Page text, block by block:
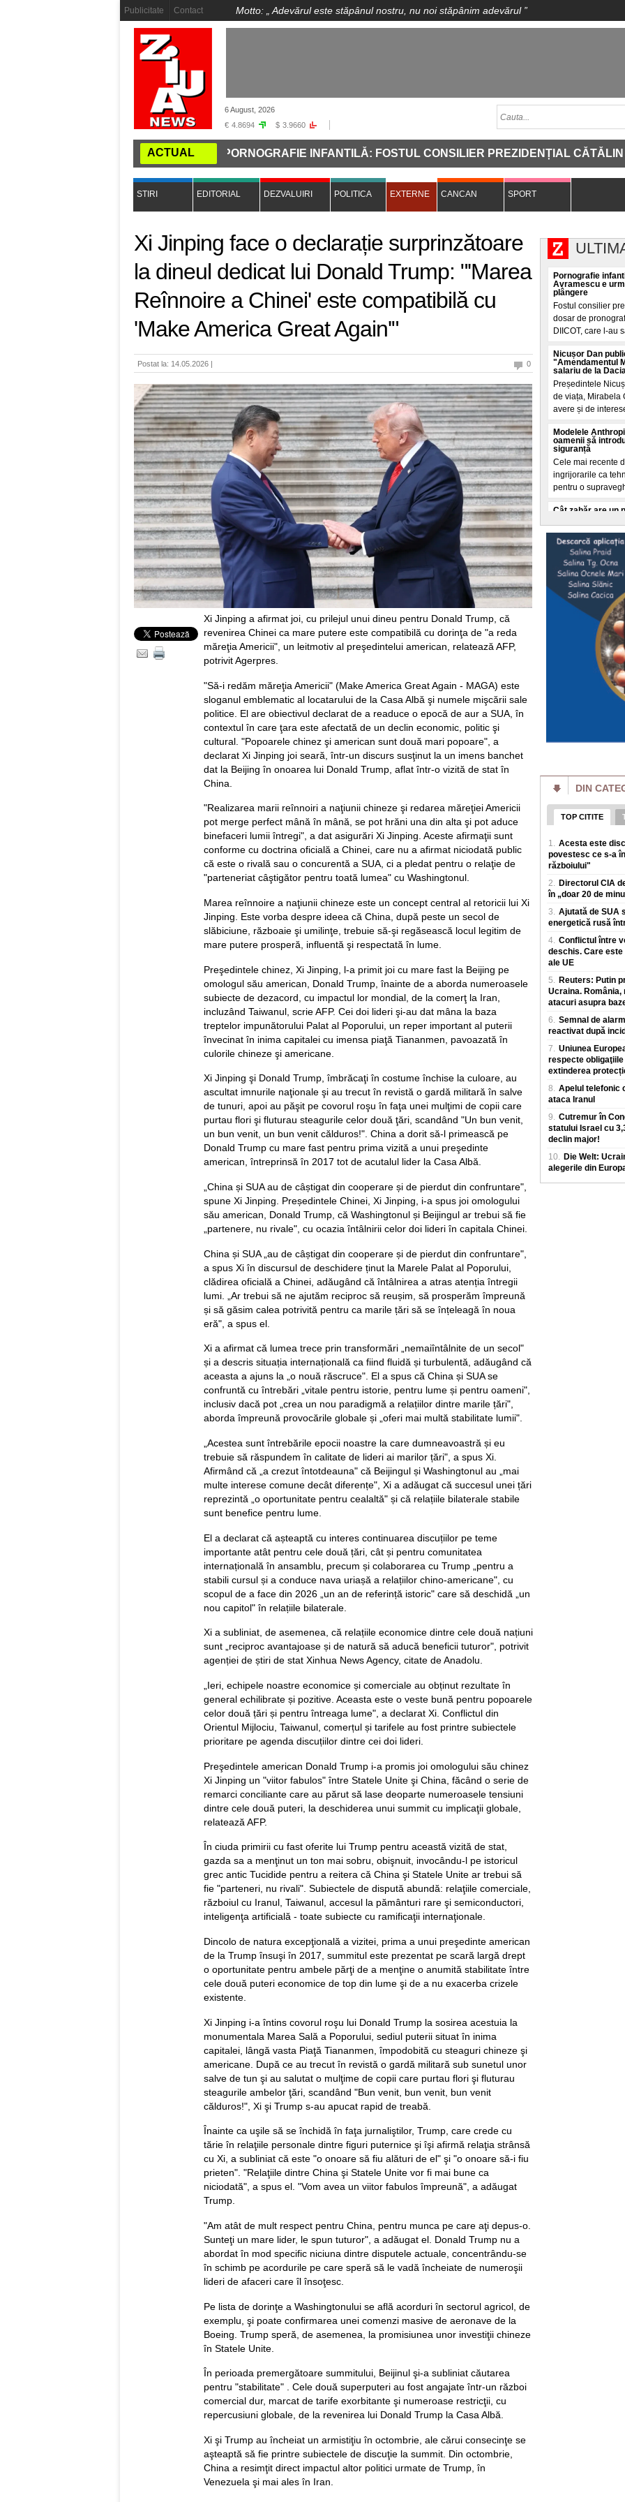
Publicitate Contact Motto: „ Adevărul este stăpânul nostru, nu noi stăpânim adevărul”
6 August, 2026
€ 4.8694 $ 3.9660
ACTUAL
PORNOGRAFIE INFANTILĂ: FOSTUL CONSILIER PREZIDENȚIAL CĂTĂLIN
STIRI EDITORIAL DEZVALUIRI POLITICA EXTERNE CANCAN SPORT
Xi Jinping face o declarație surprinzătoare
la dineul dedicat lui Donald Trump: "'Marea
Reînnoire a Chinei' este compatibilă cu
'Make America Great Again'"
Postat la: 14.05.2026 | 0
Xi Jinping a afirmat joi, cu prilejul unui dineu pentru Donald Trump, că
revenirea Chinei ca mare putere este compatibilă cu dorinţa de "a reda
măreţia Americii", un leitmotiv al preşedintelui american, relatează AFP,
potrivit Agerpres.
"Să-i redăm măreţia Americii" (Make America Great Again - MAGA) este
sloganul emblematic al locatarului de la Casa Albă şi numele mişcării sale
politice. El are obiectivul declarat de a readuce o epocă de aur a SUA, în
contextul în care ţara este afectată de un declin economic, politic şi
cultural. "Popoarele chinez şi american sunt două mari popoare", a
declarat Xi Jinping joi seară, într-un discurs susţinut la un imens banchet
dat la Beijing în onoarea lui Donald Trump, aflat într-o vizită de stat în
China.
"Realizarea marii reînnoiri a naţiunii chineze şi redarea măreţiei Americii
pot merge perfect mână în mână, se pot hrăni una din alta şi pot aduce
binefaceri lumii întregi", a dat asigurări Xi Jinping. Aceste afirmaţii sunt
conforme cu doctrina oficială a Chinei, care nu a afirmat niciodată public
că este o rivală sau o concurentă a SUA, ci a pledat pentru o relaţie de
"parteneriat câştigător pentru toată lumea" cu Washingtonul.
Marea reînnoire a naţiunii chineze este un concept central al retoricii lui Xi
Jinping. Este vorba despre ideea că China, după peste un secol de
slăbiciune, războaie şi umilinţe, trebuie să-şi regăsească locul legitim de
mare putere prosperă, influentă şi respectată în lume.
Preşedintele chinez, Xi Jinping, l-a primit joi cu mare fast la Beijing pe
omologul său american, Donald Trump, înainte de a aborda numeroasele
subiecte de dezacord, cu impactul lor mondial, de la comerţ la Iran,
incluzând Taiwanul, scrie AFP. Cei doi lideri şi-au dat mâna la baza
treptelor impunătorului Palat al Poporului, un reper important al puterii
învecinat în inima capitalei cu imensa piaţă Tiananmen, pavoazată în
culorile chineze şi americane.
Xi Jinping şi Donald Trump, îmbrăcaţi în costume închise la culoare, au
ascultat imnurile naţionale şi au trecut în revistă o gardă militară în salve
de tunuri, apoi au păşit pe covorul roşu în faţa unei mulţimi de copii care
purtau flori şi fluturau steagurile celor două ţări, scandând "Un bun venit,
un bun venit, un bun venit călduros!". China a dorit să-l primească pe
Donald Trump cu mare fast pentru prima vizită a unui preşedinte
american, întreprinsă în 2017 tot de acutalul lider la Casa Albă.
„China și SUA au de câștigat din cooperare și de pierdut din confruntare",
spune Xi Jinping. Președintele Chinei, Xi Jinping, i-a spus joi omologului
său american, Donald Trump, că Washingtonul și Beijingul ar trebui să fie
„partenere, nu rivale", cu ocazia întâlnirii celor doi lideri în capitala Chinei.
China și SUA „au de câștigat din cooperare și de pierdut din confruntare",
a spus Xi în discursul de deschidere ținut la Marele Palat al Poporului,
clădirea oficială a Chinei, adăugând că întâlnirea a atras atenția întregii
lumi. „Ar trebui să ne ajutăm reciproc să reușim, să prosperăm împreună
și să găsim calea potrivită pentru ca marile țări să se înțeleagă în noua
eră", a spus el.
Xi a afirmat că lumea trece prin transformări „nemaiîntâlnite de un secol"
și a descris situația internațională ca fiind fluidă și turbulentă, adăugând că
aceasta a ajuns la „o nouă răscruce". El a spus că China și SUA se
confruntă cu întrebări „vitale pentru istorie, pentru lume și pentru oameni",
inclusiv dacă pot „crea un nou paradigmă a relațiilor dintre marile țări",
aborda împreună provocările globale și „oferi mai multă stabilitate lumii".
„Acestea sunt întrebările epocii noastre la care dumneavoastră și eu
trebuie să răspundem în calitate de lideri ai marilor țări", a spus Xi.
Afirmând că „a crezut întotdeauna" că Beijingul și Washingtonul au „mai
multe interese comune decât diferențe", Xi a adăugat că succesul unei țări
reprezintă „o oportunitate pentru cealaltă" și că relațiile bilaterale stabile
sunt benefice pentru lume.
El a declarat că așteaptă cu interes continuarea discuțiilor pe teme
importante atât pentru cele două țări, cât și pentru comunitatea
internațională în ansamblu, precum și colaborarea cu Trump „pentru a
stabili cursul și a conduce nava uriașă a relațiilor chino-americane", cu
scopul de a face din 2026 „un an de referință istoric" care să deschidă „un
nou capitol" în relațiile bilaterale.
Xi a subliniat, de asemenea, că relațiile economice dintre cele două națiuni
sunt „reciproc avantajoase și de natură să aducă beneficii tuturor", potrivit
agenției de știri de stat Xinhua News Agency, citate de Anadolu.
„Ieri, echipele noastre economice și comerciale au obținut rezultate în
general echilibrate și pozitive. Aceasta este o veste bună pentru popoarele
celor două țări și pentru întreaga lume", a declarat Xi. Conflictul din
Orientul Mijlociu, Taiwanul, comerțul și tarifele au fost printre subiectele
prioritare pe agenda discuțiilor dintre cei doi lideri.
Preşedintele american Donald Trump i-a promis joi omologului său chinez
Xi Jinping un "viitor fabulos" între Statele Unite şi China, făcând o serie de
remarci conciliante care au părut să lase deoparte numeroasele tensiuni
dintre cele două puteri, la deschiderea unui summit cu implicaţii globale,
relatează AFP.
În ciuda primirii cu fast oferite lui Trump pentru această vizită de stat,
gazda sa a menţinut un ton mai sobru, obişnuit, invocându-l pe istoricul
grec antic Tucidide pentru a reitera că China şi Statele Unite ar trebui să
fie "parteneri, nu rivali". Subiectele de dispută abundă: relaţiile comerciale,
războiul cu Iranul, Taiwanul, accesul la pământuri rare şi semiconductori,
inteligenţa artificială - toate subiecte cu ramificaţii internaţionale.
Dincolo de natura excepţională a vizitei, prima a unui preşedinte american
de la Trump însuşi în 2017, summitul este prezentat pe scară largă drept
o oportunitate pentru ambele părţi de a menţine o anumită stabilitate între
cele două puteri economice de top din lume şi de a nu exacerba crizele
existente.
Xi Jinping i-a întins covorul roşu lui Donald Trump la sosirea acestuia la
monumentala Marea Sală a Poporului, sediul puterii situat în inima
capitalei, lângă vasta Piaţă Tiananmen, împodobită cu steaguri chineze şi
americane. După ce au trecut în revistă o gardă militară sub sunetul unor
salve de tun şi au salutat o mulţime de copii care purtau flori şi fluturau
steagurile ambelor ţări, scandând "Bun venit, bun venit, bun venit
călduros!", Xi şi Trump s-au apucat rapid de treabă.
Înainte ca uşile să se închidă în faţa jurnaliştilor, Trump, care crede cu
tărie în relaţiile personale dintre figuri puternice şi îşi afirmă relaţia strânsă
cu Xi, a subliniat că este "o onoare să fiu alături de el" şi "o onoare să-i fiu
prieten". "Relaţiile dintre China şi Statele Unite vor fi mai bune ca
niciodată", a spus el. "Vom avea un viitor fabulos împreună", a adăugat
Trump.
"Am atât de mult respect pentru China, pentru munca pe care aţi depus-o.
Sunteţi un mare lider, le spun tuturor", a adăugat el. Donald Trump nu a
abordat în mod specific niciuna dintre disputele actuale, concentrându-se
în schimb pe acordurile pe care speră să le vadă încheiate de numeroşii
lideri de afaceri care îl însoţesc.
Pe lista de dorinţe a Washingtonului se află acorduri în sectorul agricol, de
exemplu, şi poate confirmarea unei comenzi masive de aeronave de la
Boeing. Trump speră, de asemenea, la promisiunea unor investiţii chineze
în Statele Unite.
În perioada premergătoare summitului, Beijinul şi-a subliniat căutarea
pentru "stabilitate" . Cele două superputeri au fost angajate într-un război
comercial dur, marcat de tarife exorbitante şi numeroase restricţii, cu
repercusiuni globale, de la revenirea lui Donald Trump la Casa Albă.
Xi şi Trump au încheiat un armistiţiu în octombrie, ale cărui consecinţe se
aşteaptă să fie printre subiectele de discuţie la summit. Din octombrie,
China a resimţit direct impactul altor politici urmate de Trump, în
Venezuela şi mai ales în Iran.
Pornografie
Avramescu e
plângere
Fostul consilier
dosar de
DIICOT, care l-au
Nicușor Dan
"Amendamentul
salariu de la
Președintele
de viața, Mirabela
avere și de
Modelele
oamenii să
siguranță
Cele mai recente
ingrijorarile ca
pentru o
Cât zahăr are un
Calculele sunt
galben, de 3 kg
grame zahar.
Intrebarea
apa Dunării?
Conform datelor
centrelor de date
Serbia - deci din
Un porumbel a
în Franța. Peste
„Este extrem de
Un porumbel
incendiu de
francez
„Văduvele
înainte să fie
după aceea!
armatei pentru a
Scandal după
Motreanu: „PNL
guvernare alături
Secretarul
pune in pericol
Redresare și
Smartwatch
Funcțiile care
În ultimii ani,
simplu accesoriu
DIN
TOP CITITE
1. Acesta este
povestesc ce s-a
războiului"
2. Directorul CIA
în „doar 20 de
3. Ajutată de SUA
energetică rusă
4. Conflictul între
deschis. Care
ale UE
5. Reuters: Putin
Ucraina.
atacuri asupra
6. Semnal de
reactivat după
7. Uniunea
respecte
extinderea
8. Apelul telefonic
ataca Iranul
9. Cutremur în
statului Israel cu
declin major!
10. Die Welt:
alegerile din